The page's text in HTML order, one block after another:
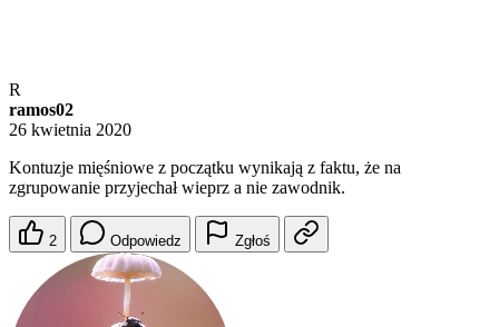
R
ramos02
26 kwietnia 2020
Kontuzje mięśniowe z początku wynikają z faktu, że na
zgrupowanie przyjechał wieprz a nie zawodnik.
2 Odpowiedz Zgłoś